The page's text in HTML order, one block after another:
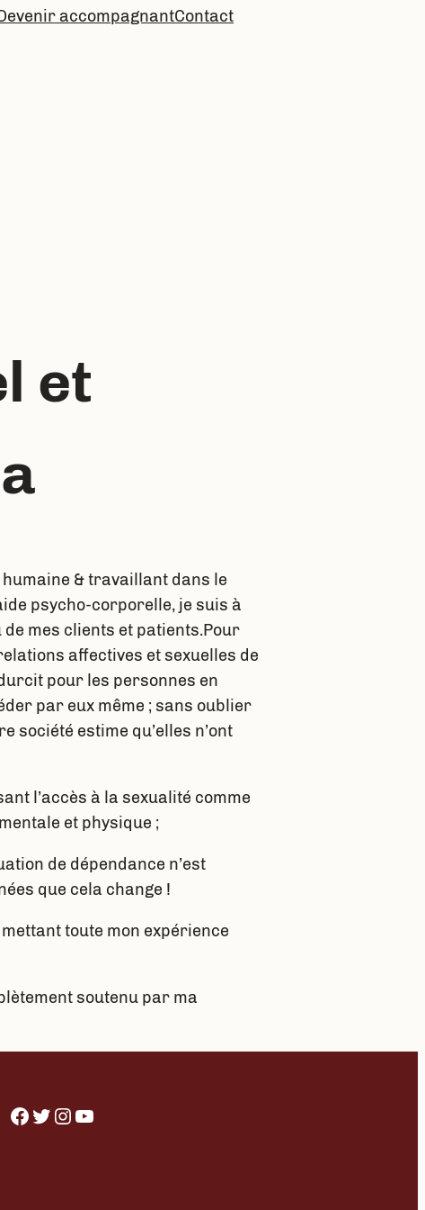
accompagnantContact
et
& travaillant dans le
psycho-corporelle, je suis à
de mes clients et patients.Pour
affectives et sexuelles de
pour les personnes en
par eux même ; sans oublier
société estime qu’elles n’ont
l’accès à la sexualité comme
et physique ;
de dépendance n’est
que cela change !
toute mon expérience
soutenu par ma
Facebook Twitter InstagramYouTube